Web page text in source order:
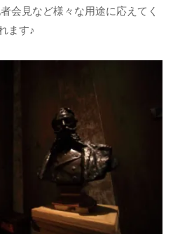
会見など様々な用途に応えてく
ます♪